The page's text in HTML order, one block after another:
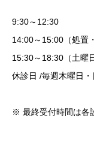
9:30～12:30
14:00～15:00（処置
15:30～18:30（土曜
休診日 /毎週木曜日・
※ 最終受付時間は各